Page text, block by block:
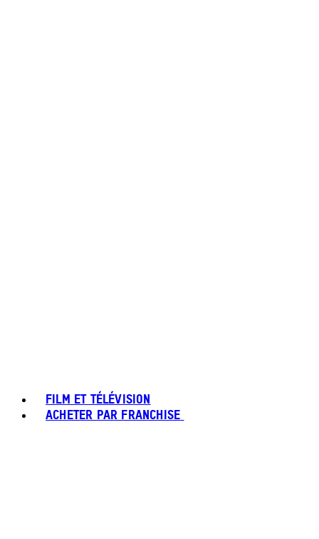
FILM ET TÉLÉVISION
ACHETER PAR FRANCHISE